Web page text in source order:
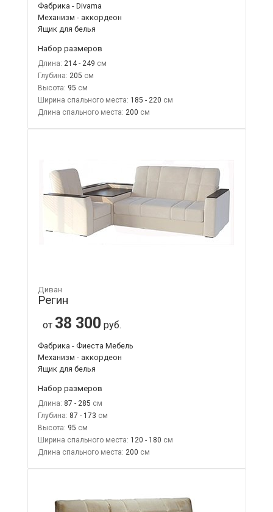
Фабрика - Divama
Механизм - аккордеон
Ящик для белья
Набор размеров
Длина: 214 - 249
Глубина: 205
Высота: 95
Ширина спального места: 185 - 220
Длина спального места: 200
Диван
Регин
от 38 300 руб.
Фабрика - Фиеста Мебель
Механизм - аккордеон
Ящик для белья
Набор размеров
Длина: 87 - 285
Глубина: 87 - 173
Высота: 95
Ширина спального места: 120 - 180
Длина спального места: 200